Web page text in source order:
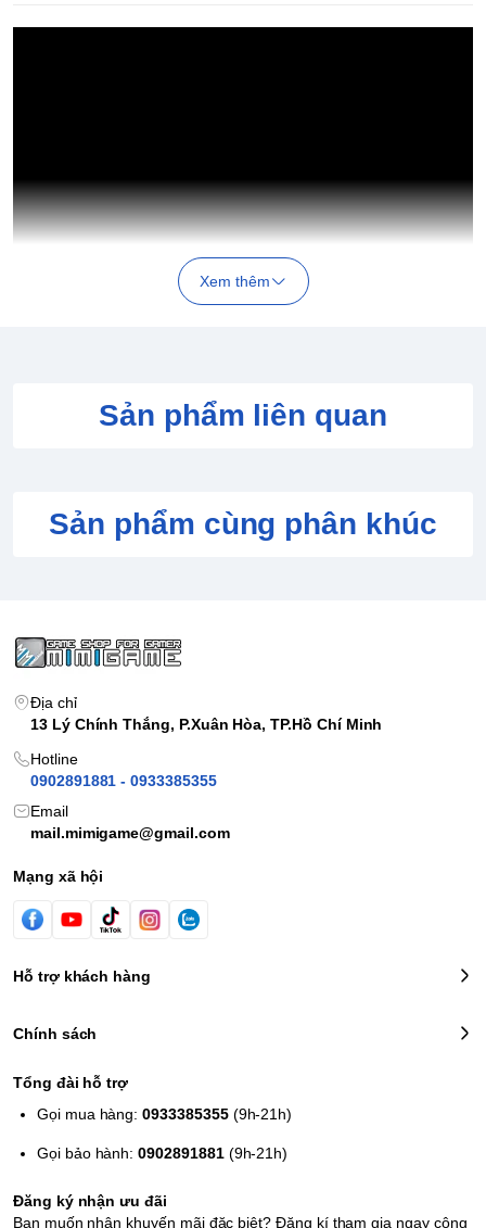
Xem thêm
Sản phẩm liên quan
Sản phẩm cùng phân khúc
Địa chỉ
13 Lý Chính Thắng, P.Xuân Hòa, TP.Hồ Chí Minh
Hotline
0902891881 - 0933385355
Email
mail.mimigame@gmail.com
Mạng xã hội
Hỗ trợ khách hàng
Chính sách
Tổng đài hỗ trợ
Gọi mua hàng:0933385355(9h-21h)
Gọi bảo hành:0902891881(9h-21h)
Đăng ký nhận ưu đãi
Bạn muốn nhận khuyến mãi đặc biệt? Đăng kí tham gia ngay cộng